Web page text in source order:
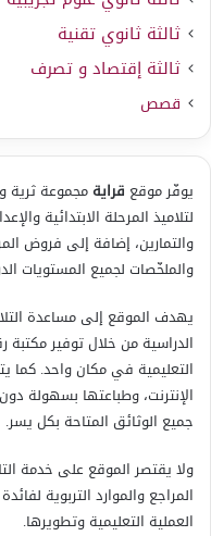
ثالثة ثانوي تقنية
ثالثة إقتصاد و تصرف
قصص
يوفّر موقع قرايةمجموعة ثرية
لتلاميذ المرحلة الابتدائية
والتمارين، إضافة إلى فروض
والملخّصات لجميع المستويات
يهدف الموقع إلى مساعدة
الدراسية من خلال توفير مكتبة
التعليمية في مكان واحد. كما
الإنترنت، وطباعتها بسهولة
جميع الوثائق المتاحة بكل يسر.
ولا يقتصر الموقع على خدمة
المراجع والموارد التربوية
العملية التعليمية وتطويرها.